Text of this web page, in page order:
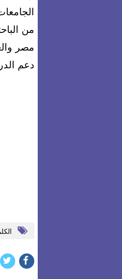
من
مصر
دعم